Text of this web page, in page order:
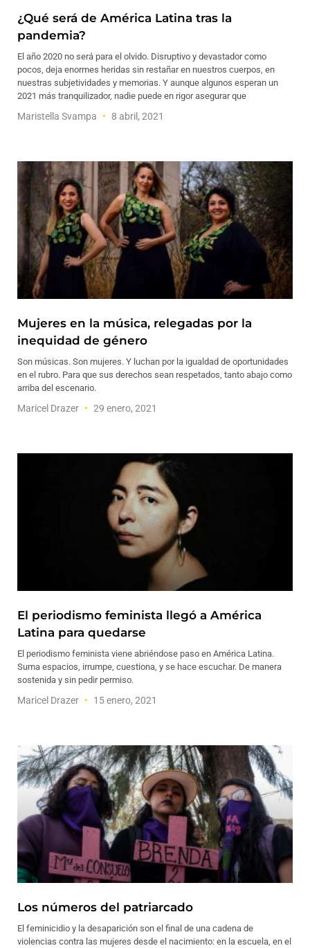
¿Qué será de América Latina tras la
pandemia?
El año 2020 no será para el olvido. Disruptivo y devastador como
pocos, deja enormes heridas sin restañar en nuestros cuerpos, en
nuestras subjetividades y memorias. Y aunque algunos esperan un
2021 más tranquilizador, nadie puede en rigor asegurar que
Maristella Svampa 8 abril, 2021
Mujeres en la música, relegadas por la
inequidad de género
Son músicas. Son mujeres. Y luchan por la igualdad de oportunidades
en el rubro. Para que sus derechos sean respetados, tanto abajo como
arriba del escenario.
Maricel Drazer 29 enero, 2021
El periodismo feminista llegó a América
Latina para quedarse
El periodismo feminista viene abriéndose paso en América Latina.
Suma espacios, irrumpe, cuestiona, y se hace escuchar. De manera
sostenida y sin pedir permiso.
Maricel Drazer 15 enero, 2021
Los números del patriarcado
El feminicidio y la desaparición son el final de una cadena de
violencias contra las mujeres desde el nacimiento: en la escuela, en el